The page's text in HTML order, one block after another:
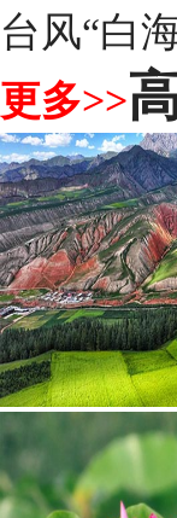
台风“白
更多>>